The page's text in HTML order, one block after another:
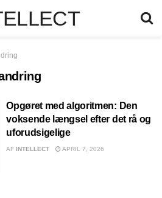
Opgøret med algoritmen: Den
voksende længsel efter det rå og
uforudsigelige
AF INTELLECT APRIL 7, 2026